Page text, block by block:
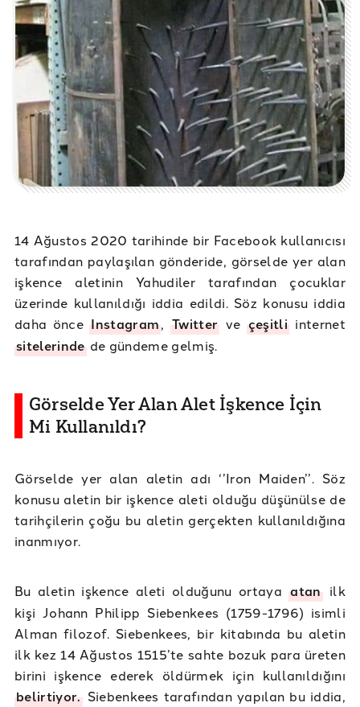
14 Ağustos 2020 tarihinde bir Facebook kullanıcısı
tarafından paylaşılan gönderide, görselde yer alan
işkence aletinin Yahudiler tarafından çocuklar
üzerinde kullanıldığı iddia edildi. Söz konusu iddia
daha önceInstagram,Twitter ve çeşitli internet
sitelerindede gündeme gelmiş.
Görselde Yer Alan Alet İşkence İçin
Mi Kullanıldı?
Görselde yer alan aletin adı ‘’Iron Maiden’’. Söz
konusu aletin bir işkence aleti olduğu düşünülse de
tarihçilerin çoğu bu aletin gerçekten kullanıldığına
inanmıyor.
Bu aletin işkence aleti olduğunu ortayaatanilk
kişi Johann Philipp Siebenkees (1759-1796) isimli
Alman filozof. Siebenkees, bir kitabında bu aletin
ilk kez 14 Ağustos 1515’te sahte bozuk para üreten
birini işkence ederek öldürmek için kullanıldığını
belirtiyor.Siebenkees tarafından yapılan bu iddia,